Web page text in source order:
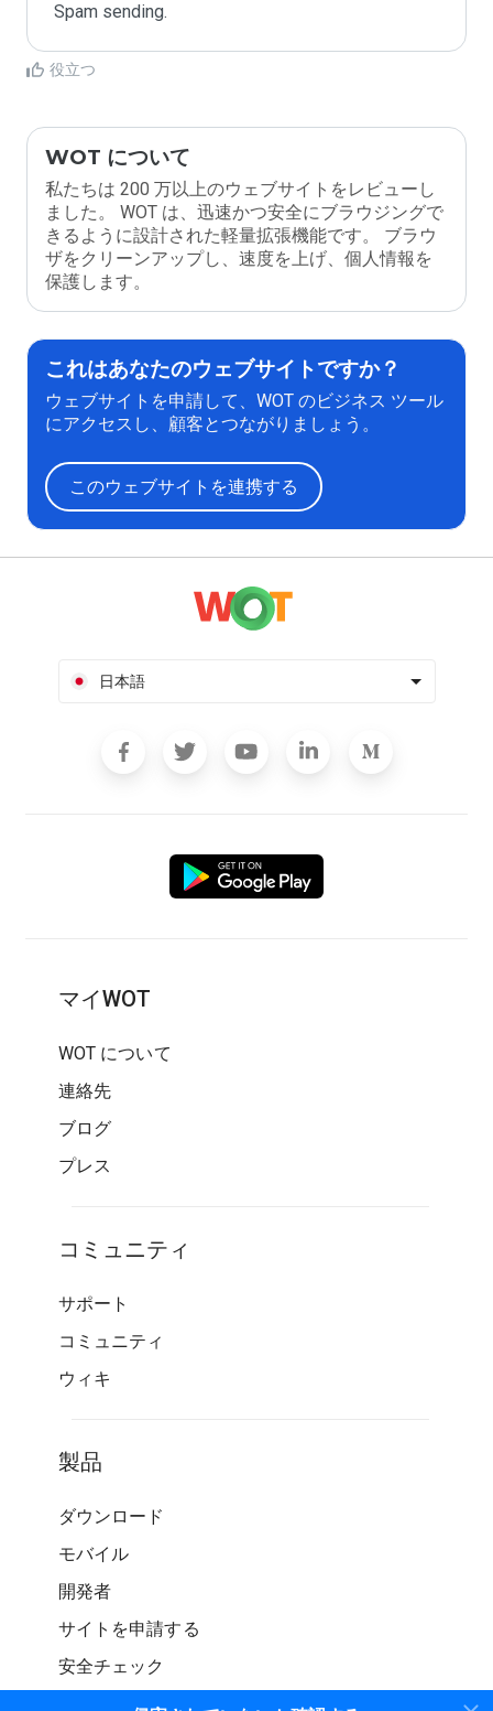
Spam sending.
役立つ
WOT について
私たちは 200 万以上のウェブサイトをレビューし
ました。 WOT は、迅速かつ安全にブラウジングで
きるように設計された軽量拡張機能です。 ブラウ
ザをクリーンアップし、速度を上げ、個人情報を
保護します。
これはあなたのウェブサイトですか？
ウェブサイトを申請して、WOT のビジネス ツール
にアクセスし、顧客とつながりましょう。
このウェブサイトを連携する
日本語
マイWOT
WOT について
連絡先
ブログ
プレス
コミュニティ
サポート
コミュニティ
ウィキ
製品
ダウンロード
モバイル
開発者
サイトを申請する
安全チェック